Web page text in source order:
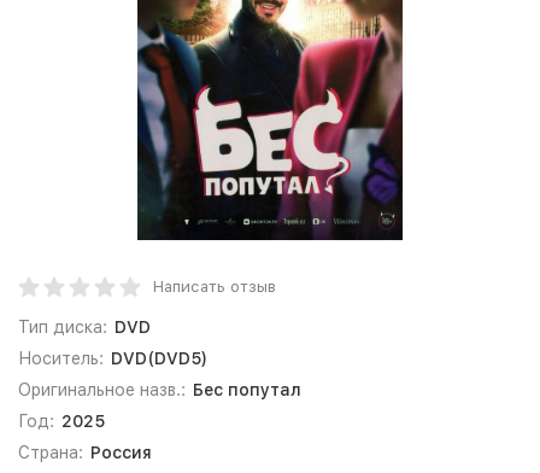
Написать отзыв
Тип диска: DVD
Носитель: DVD(DVD5)
Оригинальное назв.: Бес попутал
Год: 2025
Страна: Россия